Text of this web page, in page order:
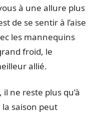
à une allure plus
de se sentir à l’aise
les mannequins
froid, le
allié.
ne reste plus qu’à
la saison peut